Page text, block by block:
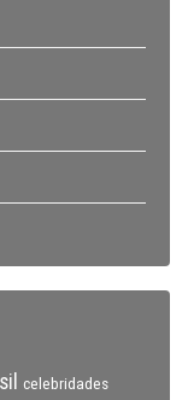
celebridades